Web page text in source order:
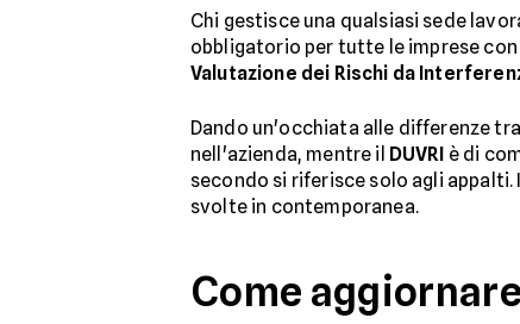
Chi gestisce una qualsiasi sede
obbligatorio per tutte le imprese
Valutazione dei Rischi da
Dando un'occhiata alle differenze
nell'azienda, mentre il DUVRI è di
secondo si riferisce solo agli
svolte in contemporanea.
Come